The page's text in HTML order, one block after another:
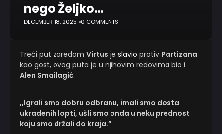
nego Željko…
DECEMBER 18, 2025 0 COMMENTS
Treći put zaredom Virtus je slavio protiv Partizana
kao gost, ovog puta je u njihovim redovima bio i
Alen Smailagić.
,,Igrali smo dobru odbranu, imali smo dosta
ukradenih lopti, ušli smo onda u neku prednost
koju smo držali do kraja.”